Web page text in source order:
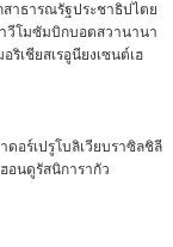
สาธารณรัฐประชาธิปไตย
วีโมซัมบิกบอตสวานานา
เชียสเรอูนียงเซนต์เฮ
ดอร์เปรูโบลิเวียบราซิลชิลี
อนดูรัสนิการากัว